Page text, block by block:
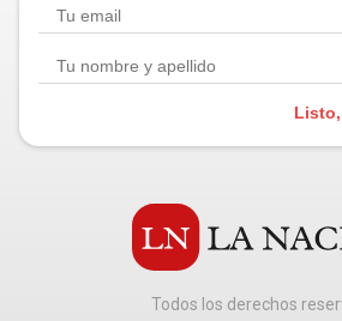
Todos los derechos